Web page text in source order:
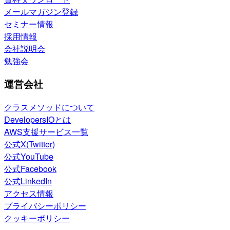
メールマガジン登録
セミナー情報
採用情報
会社説明会
勉強会
運営会社
クラスメソッドについて
DevelopersIOとは
AWS支援サービス一覧
公式X(Twitter)
公式YouTube
公式Facebook
公式LinkedIn
アクセス情報
プライバシーポリシー
クッキーポリシー